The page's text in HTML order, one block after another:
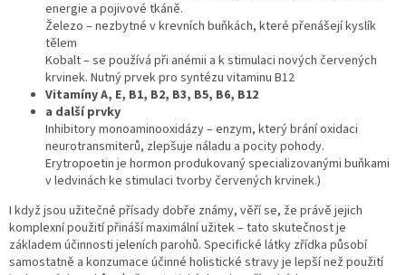
energie a pojivové tkáně.
Železo – nezbytné v krevních buňkách, které přenášejí kyslík
tělem
Kobalt – se používá při anémii a k stimulaci nových červených
krvinek. Nutný prvek pro syntézu vitaminu B12
Vitamíny A, E, B1, B2, B3, B5, B6, B12
a další prvky
Inhibitory monoaminooxidázy – enzym, který brání oxidaci
neurotransmiterů, zlepšuje náladu a pocity pohody.
Erytropoetin je hormon produkovaný specializovanými buňkami
v ledvinách ke stimulaci tvorby červených krvinek.)
I když jsou užitečné přísady dobře známy, věří se, že právě jejich
komplexní použití přináší maximální užitek – tato skutečnost je
základem účinnosti jeleních parohů. Specifické látky zřídka působí
samostatně a konzumace účinné holistické stravy je lepší než použití